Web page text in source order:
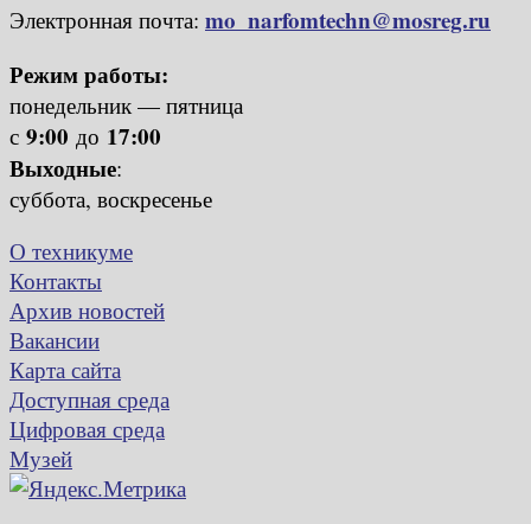
Электронная почта: mo_narfomtechn@mosreg.ru
Режим работы:
понедельник — пятница
с 9:00 до 17:00
Выходные:
суббота, воскресенье
О техникуме
Контакты
Архив новостей
Вакансии
Карта сайта
Доступная среда
Цифровая среда
Музей